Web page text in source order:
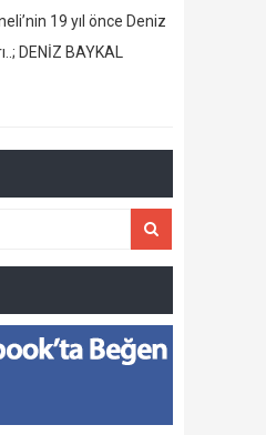
19 yıl önce Deniz
DENİZ BAYKAL